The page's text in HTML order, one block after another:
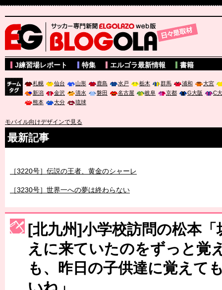
サッカー専門新聞ELGOLAZO web版 BLOGOLA
J練習場レポート 特集 エルゴラ最新情報 書籍
札幌 仙台 山形 鹿島 水戸 栃木 群馬 浦和
大宮
新潟
金沢 清水 磐田 名古屋 岐阜 京都 G大阪
C
熊本
大分 琉球
モバイル向けデザインで見る
最新記事
［3220号］伝説の王者、黄金のシャーレ
［3230号］世界一への夢は終わらない
［3223号］一丸。日本出陣
［3222号］史上最大のW杯開幕 注目は「個」
長谷川 アーリアジャスールさんがシンポジウム「気候変動から命
[北九州]小学校訪問の松本
えに来ていたのをずっと覚
も、昨日の子供達に覚えて